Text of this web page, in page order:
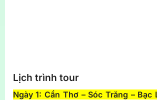
Lịch trình tour
Ngày 1: Cần Thơ – Sóc Trăng – Bạc